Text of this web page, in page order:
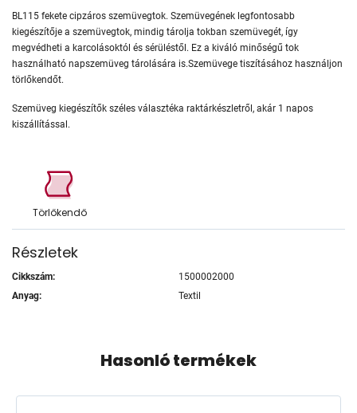
BL115 fekete cipzáros szemüvegtok. Szemüvegének legfontosabb
kiegészítője a szemüvegtok, mindig tárolja tokban szemüvegét, így
megvédheti a karcolásoktól és sérüléstől. Ez a kiváló minőségű tok
használható napszemüveg tárolására is.Szemüvege tiszításához használjon
törlőkendőt.
Szemüveg kiegészítők széles választéka raktárkészletről, akár 1 napos
kiszállítással.
Törlőkendő
Részletek
Cikkszám:
1500002000
Anyag:
Textil
Hasonló termékek